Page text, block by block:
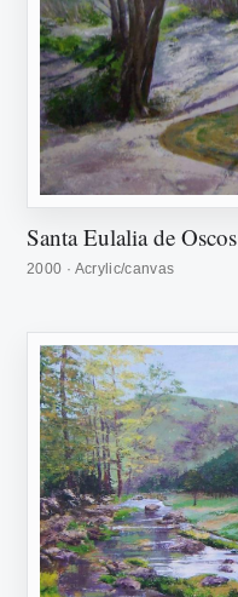
Santa Eulalia de Oscos
2000 · Acrylic/canvas